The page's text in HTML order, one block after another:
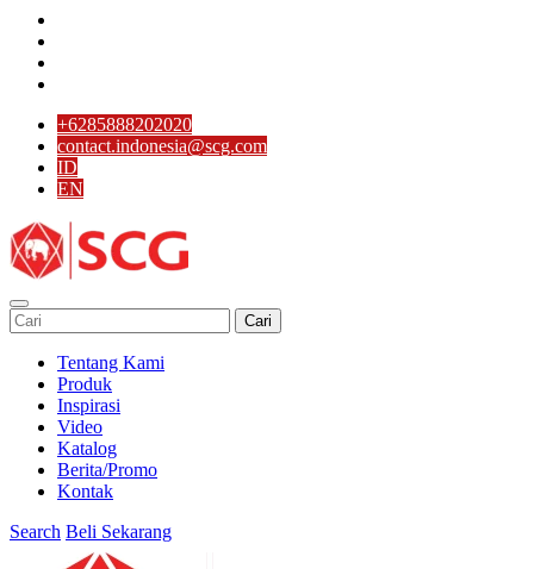
+6285888202020
contact.indonesia@scg.com
ID
EN
Cari
Tentang Kami
Produk
Inspirasi
Video
Katalog
Berita/Promo
Kontak
Search Beli Sekarang